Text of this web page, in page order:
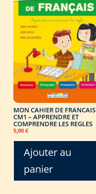
MON CAHIER DE FRANCAIS
CM1 – APPRENDRE ET
COMPRENDRE LES REGLES
5,00 €
Ajouter au
panier